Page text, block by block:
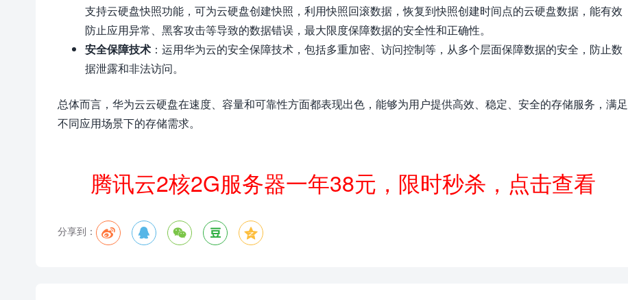
支持云硬盘快照功能，可为云硬盘创建快照，利用快照回滚数据，恢复到快照创建时间点的云硬盘数据，能有效
防止应用异常、黑客攻击等导致的数据错误，最大限度保障数据的安全性和正确性。
安全保障技术 ：运用华为云的安全保障技术，包括多重加密、访问控制等，从多个层面保障数据的安全，防止数
据泄露和非法访问。
总体而言，华为云云硬盘在速度、容量和可靠性方面都表现出色，能够为用户提供高效、稳定、安全的存储服务，满足
不同应用场景下的存储需求。
腾讯云2核2G服务器一年38元，限时秒杀，点击查看
分享到：     